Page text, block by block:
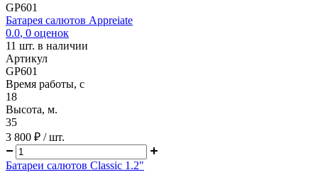
GP601
Батарея салютов Appreiate
0.0, 0 оценок
11 шт. в наличии
Артикул
GP601
Время работы, с
18
Высота, м.
35
3 800 ₽ / шт.
Батареи салютов Classic 1.2"